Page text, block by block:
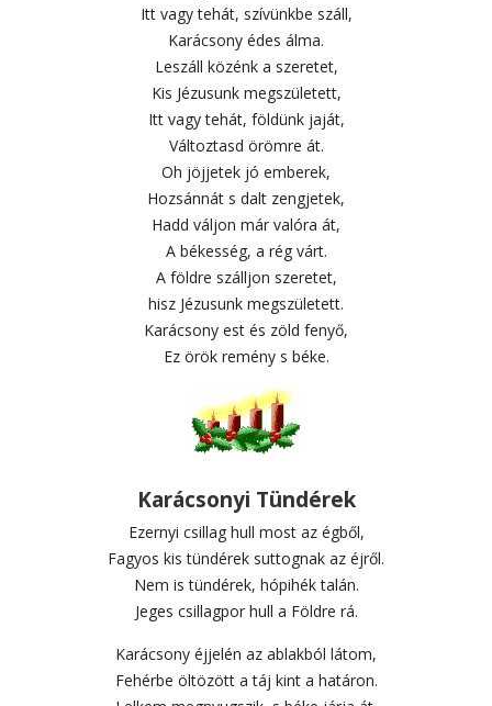
Itt vagy tehát, szívünkbe száll,
Karácsony édes álma.
Leszáll közénk a szeretet,
Kis Jézusunk megszületett,
Itt vagy tehát, földünk jaját,
Változtasd örömre át.
Oh jöjjetek jó emberek,
Hozsánnát s dalt zengjetek,
Hadd váljon már valóra át,
A békesség, a rég várt.
A földre szálljon szeretet,
hisz Jézusunk megszületett.
Karácsony est és zöld fenyő,
Ez örök remény s béke.
Karácsonyi Tündérek
Ezernyi csillag hull most az égből,
Fagyos kis tündérek suttognak az éjről.
Nem is tündérek, hópihék talán.
Jeges csillagpor hull a Földre rá.
Karácsony éjjelén az ablakból látom,
Fehérbe öltözött a táj kint a határon.